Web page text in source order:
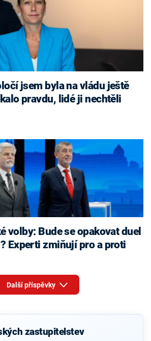
jsem byla na vládu ještě
pravdu, lidé ji nechtěli
Experti zmiňují pro a proti
Další příspěvky
zastupitelstev